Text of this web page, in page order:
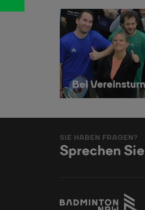
SIE HABEN FRAGEN?
Sprechen